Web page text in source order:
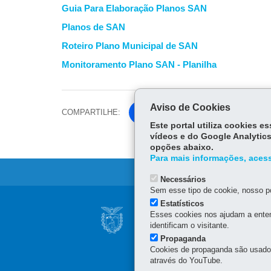
Guia Para Elaboração Planos SAN
Planos de SAN
Roteiro Plano Municipal de SAN
Monitoramento Plano SAN - Planilha
COMPARTILHE:
Fa
ce
bo
ok
Tw
itt
Navegação
principal
SECRETARIA DA
41 3313-4000
Sede Curitiba
Aviso de Cookies
Este portal utiliza cookies
vídeos e do Google
opções abaixo.
Para mais informações,
Necessários
Sem esse tipo de cookie, nosso
Estatísticos
Esses cookies nos ajudam a
identificam o visitante.
Propaganda
Cookies de propaganda são
através do YouTube.